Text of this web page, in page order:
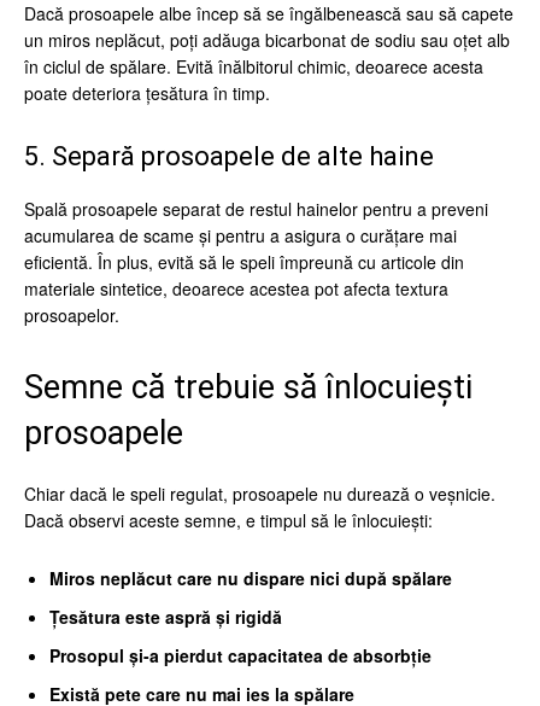
Dacă prosoapele albe încep să se îngălbenească sau să capete
un miros neplăcut, poți adăuga bicarbonat de sodiu sau oțet alb
în ciclul de spălare. Evită înălbitorul chimic, deoarece acesta
poate deteriora țesătura în timp.
5. Separă prosoapele de alte haine
Spală prosoapele separat de restul hainelor pentru a preveni
acumularea de scame și pentru a asigura o curățare mai
eficientă. În plus, evită să le speli împreună cu articole din
materiale sintetice, deoarece acestea pot afecta textura
prosoapelor.
Semne că trebuie să înlocuiești
prosoapele
Chiar dacă le speli regulat, prosoapele nu durează o veșnicie.
Dacă observi aceste semne, e timpul să le înlocuiești:
Miros neplăcut care nu dispare nici după spălare
Țesătura este aspră și rigidă
Prosopul și-a pierdut capacitatea de absorbție
Există pete care nu mai ies la spălare